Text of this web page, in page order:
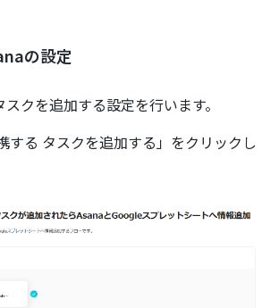
の設定
クを追加する設定を行います。
する タスクを追加する」をクリックし